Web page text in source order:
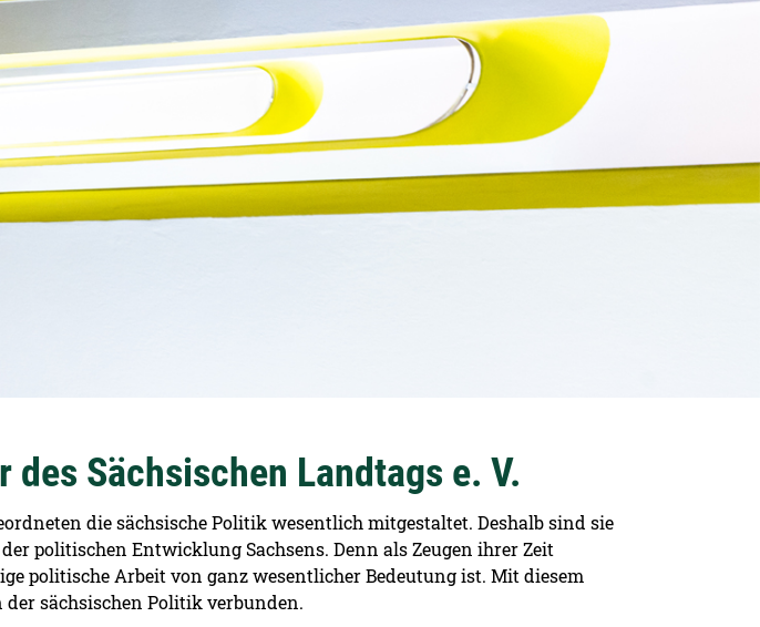
Sächsischen Landtags e. V.
die sächsische Politik wesentlich mitgestaltet. Deshalb sind sie
politischen Entwicklung Sachsens. Denn als Zeugen ihrer Zeit
politische Arbeit von ganz wesentlicher Bedeutung ist. Mit diesem
sächsischen Politik verbunden.